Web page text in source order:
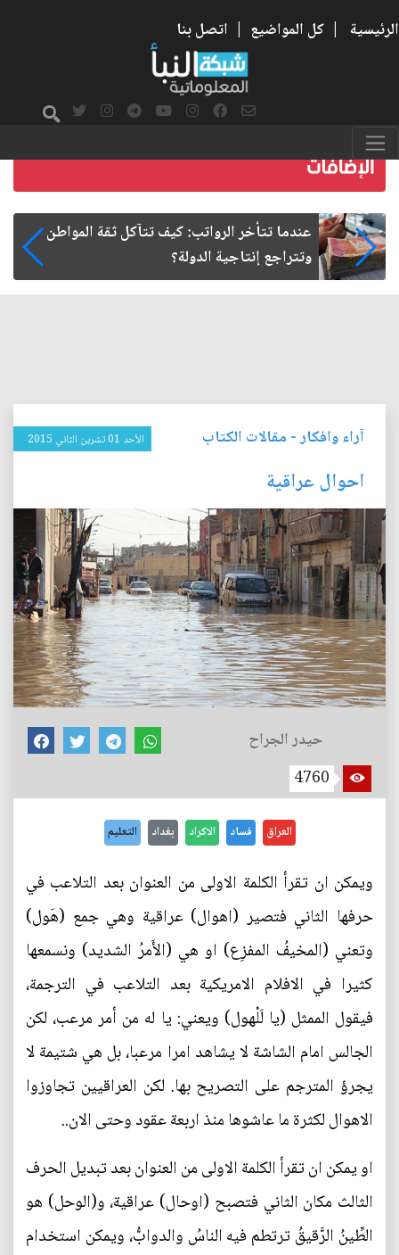
الرئيسية | كل المواضيع | اتصل بنا
صمت الطريق بعد الأربعين
آراء وافكار- مقالات الكتاب الأحد 01 تشرين الثاني 2015
احوال عراقية
حيدر الجراح
4760
العراق فساد الاكراد بغداد التعليم
ويمكن ان تقرأ الكلمة الاولى من العنوان بعد التلاعب في
حرفها الثاني فتصير (اهوال) عراقية وهي جمع (هَول)
وتعني (المخيفُ المفزِع) او هي (الأَمرُ الشديد) ونسمعها
كثيرا في الافلام الامريكية بعد التلاعب في الترجمة،
فيقول الممثل (يا لَلْهول) ويعني: يا له من أمر مرعب، لكن
الجالس امام الشاشة لا يشاهد امرا مرعبا، بل هي شتيمة لا
يجرؤ المترجم على التصريح بها. لكن العراقيين تجاوزوا
الاهوال لكثرة ما عاشوها منذ اربعة عقود وحتى الان..
او يمكن ان تقرأ الكلمة الاولى من العنوان بعد تبديل الحرف
الثالث مكان الثاني فتصبح (اوحال) عراقية، و(الوحل) هو
الطِّينُ الرَّقيقُ ترتطم فيه الناسُ والدوابُّ، ويمكن استخدام